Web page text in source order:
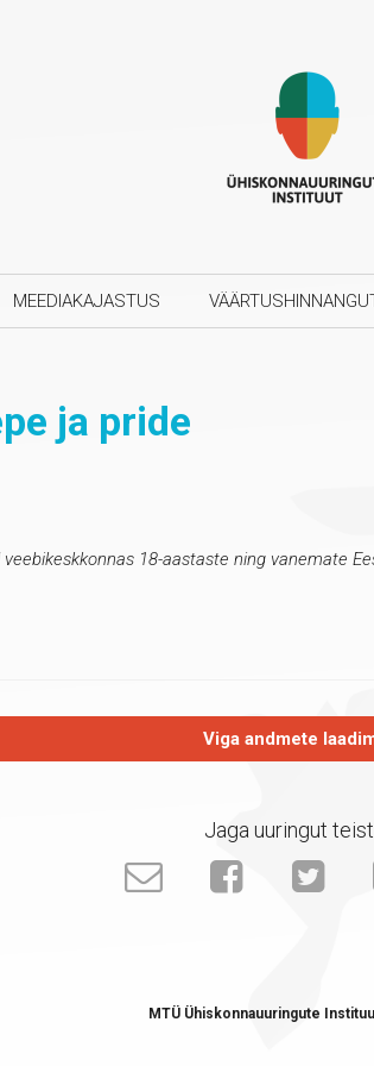
MEEDIAKAJASTUS
ja pride
18-aastaste ning vanemate
Viga andmete
Jaga uuringut
MTÜ Ühiskonnauuringute